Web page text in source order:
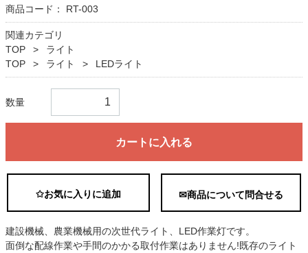
商品コード： RT-003
関連カテゴリ
TOP
ライト
TOP
ライト LEDライト
数量
カートに入れる
✩お気に入りに追加 ✉商品について問合せる
建設機械、農業機械用の次世代ライト、LED作業灯です。
面倒な配線作業や手間のかかる取付作業はありません!既存のライト